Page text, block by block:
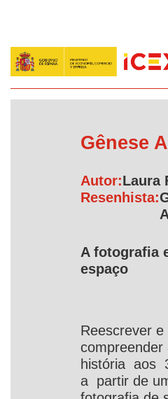
conteúdo
principal
Gênese
Autor:Laura
Resenhista:
A fotografia
espaço
Reescrever e
compreender
história aos
a partir de